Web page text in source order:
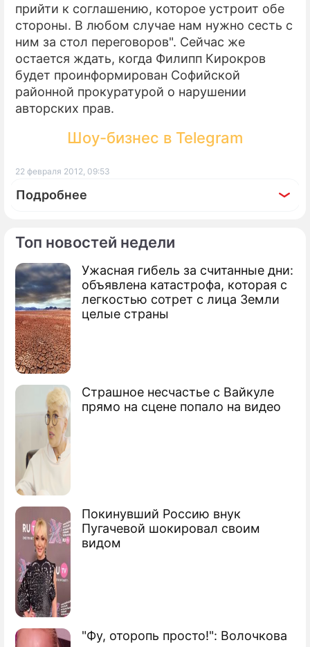
Топ новостей недели
Ужасная гибель за считанные дни:
объявлена катастрофа, которая с
легкостью сотрет с лица Земли
целые страны
Страшное несчастье с Вайкуле
прямо на сцене попало на видео
Покинувший Россию внук
Пугачевой шокировал своим
видом
"Фу, оторопь просто!": Волочкова
прийти к соглашению, которое устроит обе
стороны. В любом случае нам нужно сесть с
ним за стол переговоров". Сейчас же
остается ждать, когда Филипп Кирокров
будет проинформирован Софийской
районной прокуратурой о нарушении
авторских прав.
Шоу-бизнес в Telegram
22 февраля 2012, 09:53
Подробнее
По теме
Филипп Киркоров решился показать
дочь
Киркоров прячет дочь от СМИ